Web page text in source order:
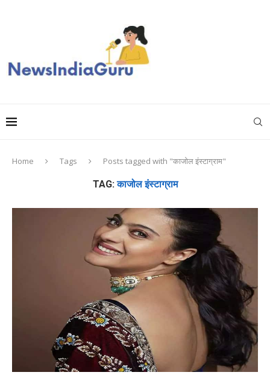
Home Tags Posts tagged with "काजोल इंस्टाग्राम"
TAG:काजोल इंस्टाग्राम